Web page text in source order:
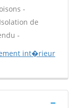
-
de
-
int�rieur